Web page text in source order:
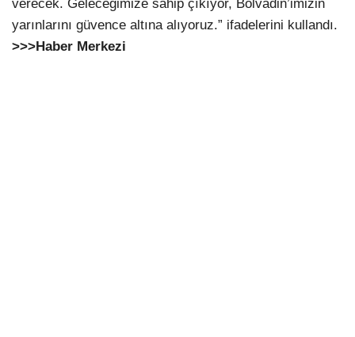
verecek. Geleceğimize sahip çıkıyor, Bolvadin’imizin
yarınlarını güvence altına alıyoruz.” ifadelerini kullandı.
>>>Haber Merkezi